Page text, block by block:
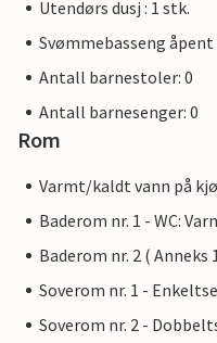
Utendørs dusj : 1 stk.
Svømmebasseng
Antall barnestoler: 0
Antall barnesenger: 0
Rom
Varmt/kaldt vann på
Baderom nr. 1 - WC:
Baderom nr. 2 ( Anneks
Soverom nr. 1 -
Soverom nr. 2 -